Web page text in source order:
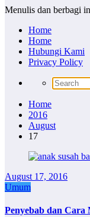
Menulis dan berbagi
Home
Home
Hubungi Kami
Privacy Policy
Home
2016
August
17
August 17, 2016
Umum
Penyebab dan Cara